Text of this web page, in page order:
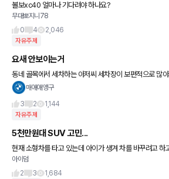
볼보xc40 얼마나 기다려야 하나요?
무대뽀지니78
0
4 2,046
자유주제
요새 안보이는거
동네 골목에서 세차하는 아저씨 세차장이 보편적으로 많
매애애앵구
3
2 1,144
자유주제
5천만원대 SUV 고민...
현재 소형차를 타고 있는데 아이가 생겨 차를 바꾸려고 하
을 걸 생각해서 SUV쪽으로 보고 있는데 고민이 많네요.
럭셔리 트림을 6천 정
아이덤
2
3 1,684